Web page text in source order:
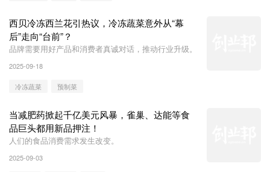
西贝冷冻西兰花引热议，冷冻蔬菜意外从“幕
后”走向“台前”？
品牌需要用好产品和消费者真诚对话，推动行业升级。
2025-09-18
冷冻蔬菜 预制菜
当减肥药掀起千亿美元风暴，雀巢、达能等食
品巨头都用新品押注！
人们的食品消费需求发生改变。
2025-09-03